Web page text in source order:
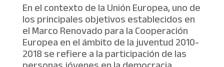
En el contexto de la Unión Europea, uno de
los principales objetivos establecidos en
el Marco Renovado para la Cooperación
Europea en el ámbito de la juventud 2010-
2018 se refiere a la participación de las